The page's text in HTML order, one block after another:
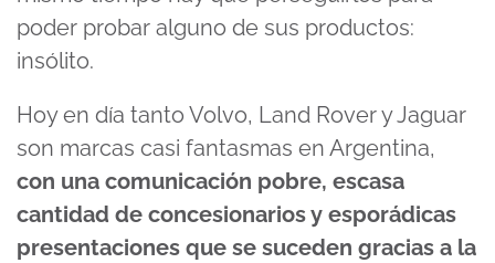
poder probar alguno de sus productos:
insólito.
Hoy en día tanto Volvo, Land Rover y Jaguar
son marcas casi fantasmas en Argentina,
con una comunicación pobre, escasa
cantidad de concesionarios y esporádicas
presentaciones que se suceden gracias a la